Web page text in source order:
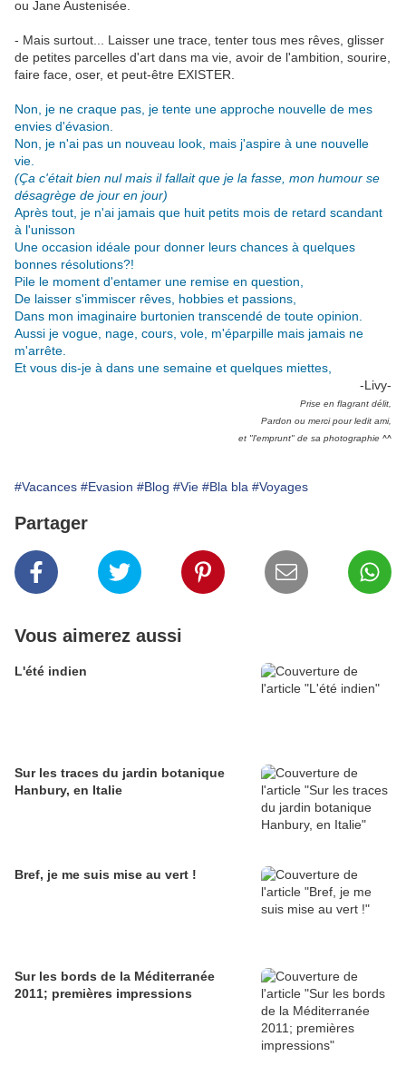
ou Jane Austenisée.
- Mais surtout... Laisser une trace, tenter tous mes rêves, glisser
de petites parcelles d'art dans ma vie, avoir de l'ambition, sourire,
faire face, oser, et peut-être EXISTER.
Non, je ne craque pas, je tente une approche nouvelle de mes
envies d'évasion.
Non, je n'ai pas un nouveau look, mais j'aspire à une nouvelle
vie.
(Ça c'était bien nul mais il fallait que je la fasse, mon humour se
désagrège de jour en jour)
Après tout, je n'ai jamais que huit petits mois de retard scandant
à l'unisson
Une occasion idéale pour donner leurs chances à quelques
bonnes résolutions?!
Pile le moment d'entamer une remise en question,
De laisser s'immiscer rêves, hobbies et passions,
Dans mon imaginaire burtonien transcendé de toute opinion.
Aussi je vogue, nage, cours, vole, m'éparpille mais jamais ne
m'arrête.
Et vous dis-je à dans une semaine et quelques miettes,
-Livy-
Prise en flagrant délit,
Pardon ou merci pour ledit ami,
et "l'emprunt" de sa photographie ^^
#Vacances #Evasion #Blog #Vie #Bla bla #Voyages
Partager
Vous aimerez aussi
L'été indien
Sur les traces du jardin botanique
Hanbury, en Italie
Bref, je me suis mise au vert !
Sur les bords de la Méditerranée
2011; premières impressions